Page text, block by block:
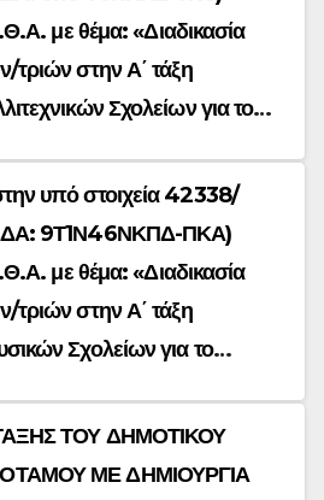
με θέμα: «Διαδικασία
τριών στην Α΄ τάξη
Σχολείων για το
υπό στοιχεία 42338/
9Τ1Ν46ΝΚΠΔ-ΠΚΑ)
με θέμα: «Διαδικασία
τριών στην Α΄ τάξη
Σχολείων για το
ΤΟΥ ΔΗΜΟΤΙΚΟΥ
ΜΕ ΔΗΜΙΟΥΡΓΙΑ